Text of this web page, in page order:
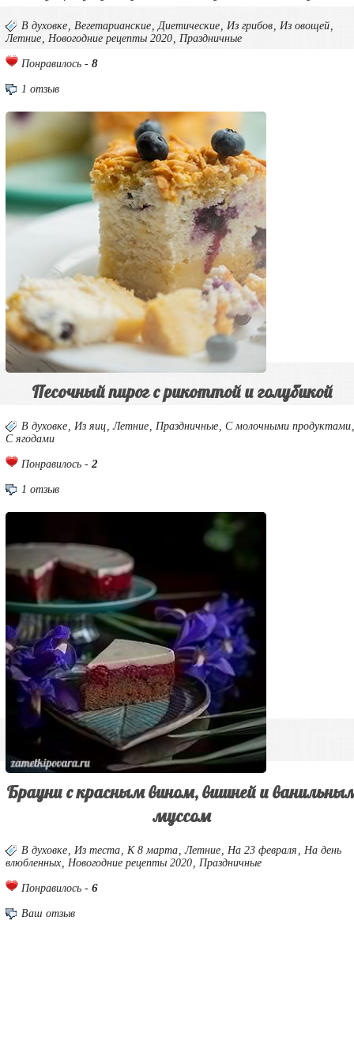
В духовке, Вегетарианские,Диетические, Из грибов, Из овощей,
Летние, Новогодние рецепты 2020, Праздничные
Понравилось -8
1 отзыв
Песочный пирог с рикоттой и голубикой
В духовке, Из яиц,Летние, Праздничные, С молочными продуктами,
С ягодами
Понравилось -2
1 отзыв
Брауни с красным вином, вишней и
муссом
В духовке, Из теста, К 8 марта,Летние, На 23 февраля , На день
влюбленных, Новогодние рецепты 2020, Праздничные
Понравилось -6
Ваш отзыв